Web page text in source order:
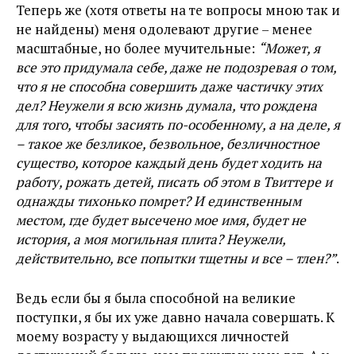
Теперь же (хотя ответы на те вопросы мною так и
не найдены) меня одолевают другие – менее
масштабные, но более мучительные: “Может, я
все это придумала себе, даже не подозревая о том,
что я не способна совершить даже частичку этих
дел? Неужели я всю жизнь думала, что рождена
для того, чтобы засиять по-особенному, а на деле, я
– такое же безликое, безвольное, безличностное
существо, которое каждый день будет ходить на
работу, рожать детей, писать об этом в Твиттере и
однажды тихонько помрет? И единственным
местом, где будет высечено мое имя, будет не
история, а моя могильная плита? Неужели,
действительно, все попытки тщетны и все – тлен?”.
Ведь если бы я была способной на великие
поступки, я бы их уже давно начала совершать. К
моему возрасту у выдающихся личностей